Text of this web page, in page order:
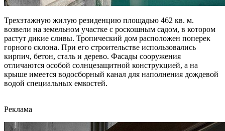
Трехэтажную жилую резиденцию площадью 462 кв. м.
возвели на земельном участке с роскошным садом, в котором
растут дикие сливы. Тропический дом расположен поперек
горного склона. При его строительстве использовались
кирпич, бетон, сталь и дерево. Фасады сооружения
отличаются особой солнцезащитной конструкцией, а на
крыше имеется водосборный канал для наполнения дождевой
водой специальных емкостей.
Реклама